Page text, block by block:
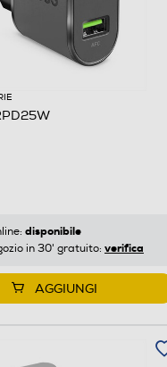
disponibile
in 30' gratuito: verifica
AGGIUNGI